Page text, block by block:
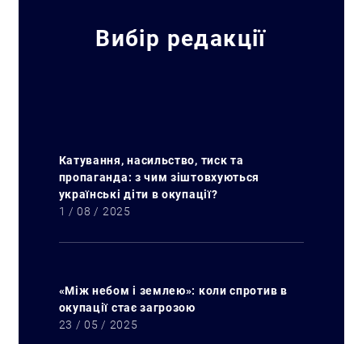
Вибір редакції
Катування, насильство, тиск та
пропаганда: з чим зіштовхуються
українські діти в окупації?
1 / 08 / 2025
«Між небом і землею»: коли спротив в
окупації стає загрозою
23 / 05 / 2025